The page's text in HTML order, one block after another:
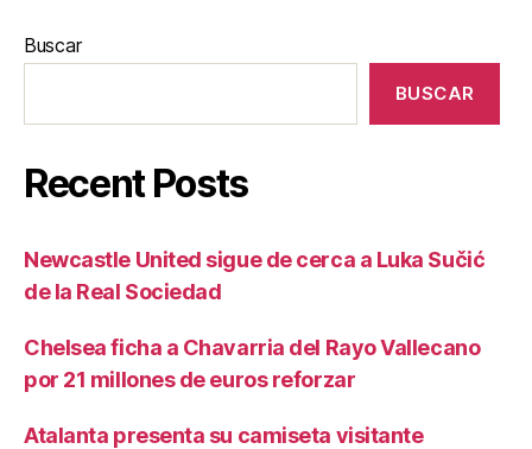
Buscar
BUSCAR
Recent Posts
Newcastle United sigue de cerca a Luka Sučić
de la Real Sociedad
Chelsea ficha a Chavarria del Rayo Vallecano
por 21 millones de euros reforzar
Atalanta presenta su camiseta visitante